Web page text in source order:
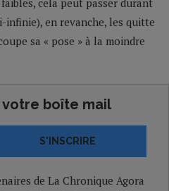
cela peut passer durant
infinie), en revanche, les quitte
sa « pose » à la moindre
votre boîte mail
S'INSCRIRE
de La Chronique Agora